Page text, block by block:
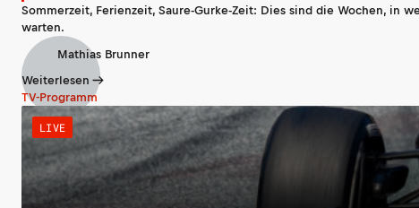
Sommerzeit, Ferienzeit, Saure-Gurke-Zeit: Dies sind die Wochen, in
warten.
Mathias Brunner
Weiterlesen
TV-Programm
LIVE